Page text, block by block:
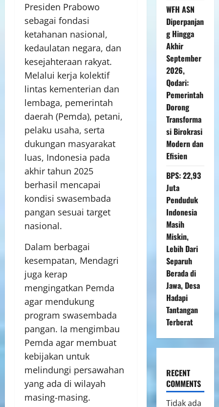
Presiden Prabowo
sebagai fondasi
ketahanan nasional,
kedaulatan negara, dan
kesejahteraan rakyat.
Melalui kerja kolektif
lintas kementerian dan
lembaga, pemerintah
daerah (Pemda), petani,
pelaku usaha, serta
dukungan masyarakat
luas, Indonesia pada
akhir tahun 2025
berhasil mencapai
kondisi swasembada
pangan sesuai target
nasional.
Dalam berbagai
kesempatan, Mendagri
juga kerap
mengingatkan Pemda
agar mendukung
program swasembada
pangan. Ia mengimbau
Pemda agar membuat
kebijakan untuk
melindungi persawahan
yang ada di wilayah
masing-masing.
WFH ASN
Diperpanjan
g Hingga
Akhir
September
2026,
Qodari:
Pemerintah
Dorong
Transforma
si Birokrasi
Modern dan
Efisien
BPS: 22,93
Juta
Penduduk
Indonesia
Masih
Miskin,
Lebih Dari
Separuh
Berada di
Jawa, Desa
Hadapi
Tantangan
Terberat
RECENT
COMMENTS
Tidak ada